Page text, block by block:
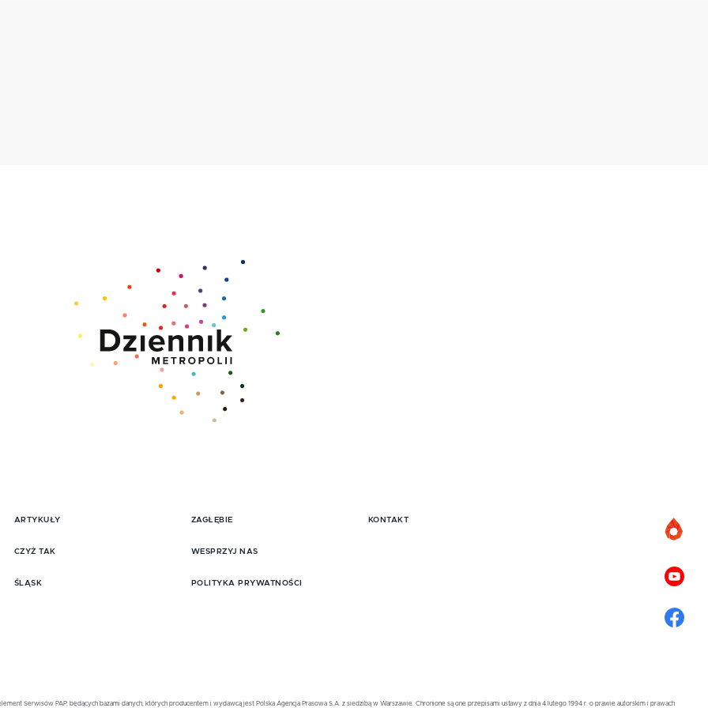
się do Newslttera
ARTYKUŁY
CZYŻ TAK
ŚLĄSK
ZAGŁĘBIE
WESPRZYJ NAS
POLITYKA PRYWATNOŚCI
KONTAKT
Serwisów PAP, będących bazami danych, których producentem i wydawcą jest Polska Agencja Prasowa S.A. z siedzibą w Warszawie. Chronione są one przepisami ustawy z dnia 4 lutego 1994 r. o prawie autorskim i prawach